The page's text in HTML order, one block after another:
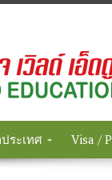
ระเทศ Visa /